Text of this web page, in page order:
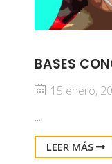
BASES
15 enero,
...
LEER MÁS